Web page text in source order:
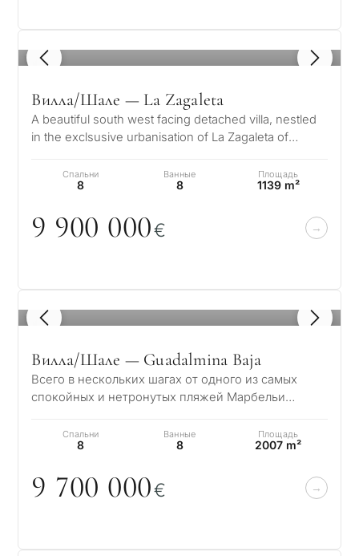
1 / 8
Вилла/Шале — La Zagaleta
A beautiful south west facing detached villa, nestled
in the exclsusive urbanisation of La Zagaleta of
Спальни
8
Ванные
8
Площадь
1139 m²
9 900 000€
1 / 8
Вилла/Шале — Guadalmina Baja
Всего в нескольких шагах от одного из самых
спокойных и нетронутых пляжей Марбельи
Гуада…Спальни
8
Ванные
8
Площадь
2007 m²
9 700 000€